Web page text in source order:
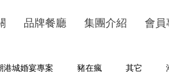
品牌餐廳 集團介紹 會員
港城婚宴專案 豬在瘋 其它